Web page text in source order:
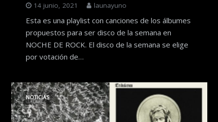
14 junio, 2021 launayuno
Esta es una playlist con canciones de los álbumes
propuestos para ser disco de la semana en
NOCHE DE ROCK. El disco de la semana se elige
por votación de…
NOTICIAS